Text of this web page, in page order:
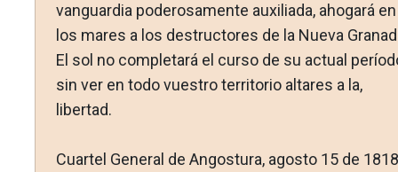
vanguardia poderosamente auxiliada, ahogará en
los mares a los destructores de la Nueva
El sol no completará el curso de su actual
sin ver en todo vuestro territorio altares a la,
libertad.
Cuartel General de Angostura, agosto 15 de